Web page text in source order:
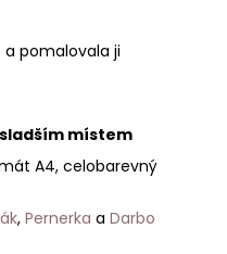
a pomalovala ji
sladším místem
A4, celobarevný
, Pernerka a Darbo